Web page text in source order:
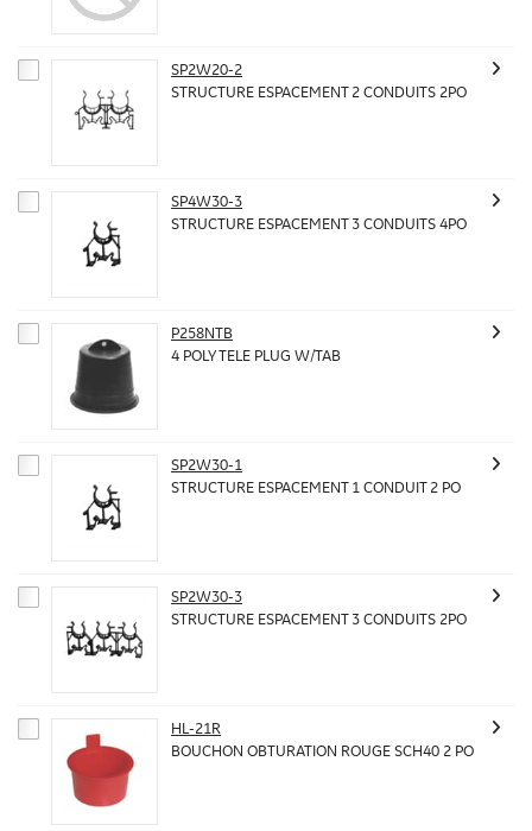
SP2W20-2
STRUCTURE ESPACEMENT 2 CONDUITS 2PO
SP4W30-3
STRUCTURE ESPACEMENT 3 CONDUITS 4PO
P258NTB
4 POLY TELE PLUG W/TAB
SP2W30-1
STRUCTURE ESPACEMENT 1 CONDUIT 2 PO
SP2W30-3
STRUCTURE ESPACEMENT 3 CONDUITS 2PO
HL-21R
BOUCHON OBTURATION ROUGE SCH40 2 PO